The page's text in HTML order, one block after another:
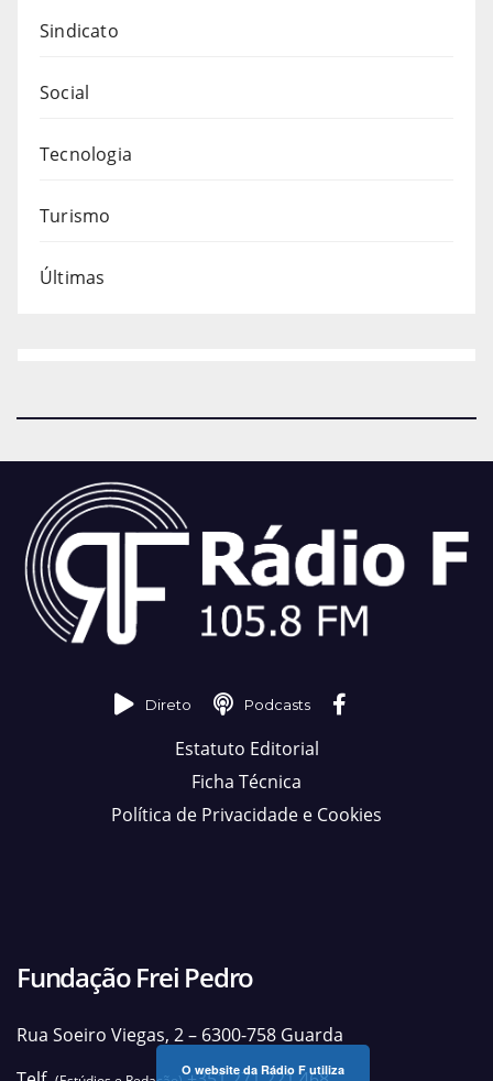
Sindicato
Social
Tecnologia
Turismo
Últimas
Direto Podcasts
Estatuto Editorial
Ficha Técnica
Política de Privacidade e Cookies
Fundação Frei Pedro
Rua Soeiro Viegas, 2 – 6300-758 Guarda
O website da Rádio F utiliza